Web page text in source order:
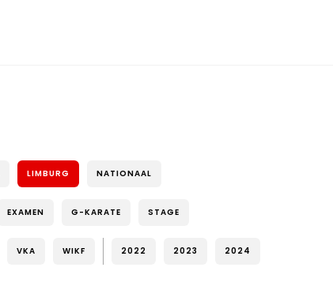
LIMBURG NATIONAAL
EXAMEN G-KARATE STAGE
VKA WIKF 2022 2023 2024